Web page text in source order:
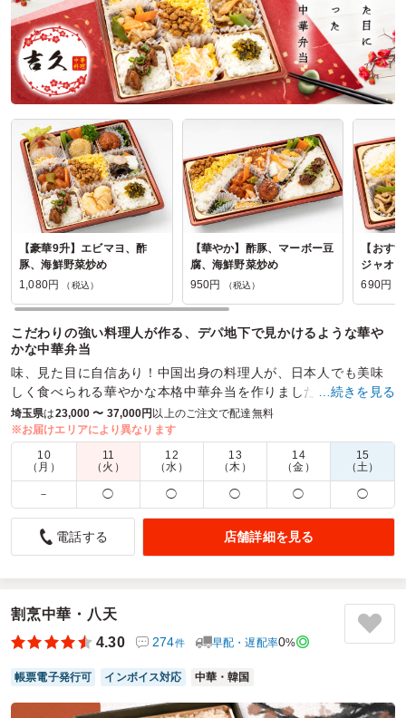
【豪華9升】エビマヨ、酢
豚、海鮮野菜炒め
1,080円
（税込）
【華やか】酢豚、マーボー豆
腐、海鮮野菜炒め
950円
（税込）
【おす
ジャオ
690円
こだわりの強い料理人が作る、デパ地下で見かけるような華や
かな中華弁当
味、見た目に自信あり！中国出身の料理人が、日本人でも美味
しく食べられる華やかな本格中華弁当を作りました。色とりど
りのおかずが並ぶ、おもてなしにぴったりのお弁当です。
商品数： 23 締切日時： 2日前20:00 価格帯： 690円～1,080円
配達時間：
10:00～17:00
見た目が最高に華やかでした
5.0 前野宿明朗会
今回は老人会の集まりに利用させて頂きました。
老人会と言っても、50代から80代と幅広い年代の集まりで
ても良いわねぇと、すこぶる良い反応。男性陣も、酒のつま
みにも最高だねぇと好評価。もちろん食べた感想も皆美味し
いとの事で、本当にお願いして良かったと思いました。他の
会の幹事さんからも、どこで頼んだのか、金額は？等次も是
とうございました。
…続きを見る
埼玉県は23,000 〜 37,000円以上のご注文で配達無料
※お届けエリアにより異なります
10
（月）
11
（火）
12
（水）
13
（木）
14
（金）
15
（土）
－ ◯ ◯ ◯ ◯ ◯
電話する 店舗詳細を見る
割烹中華・八天
4.30
274件 早配・遅配率0%
帳票電子発行可 インボイス対応 中華・韓国